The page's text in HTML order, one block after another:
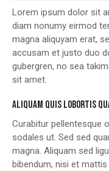
Lorem ipsum dolor sit
diam nonumy eirmod
magna aliquyam erat,
accusam et justo duo
gubergren, no sea
sit amet.
ALIQUAM QUIS LOBORTIS
Curabitur pellentesque
sodales ut. Sed sed
magna. Aliquam sed
bibendum, nisi et